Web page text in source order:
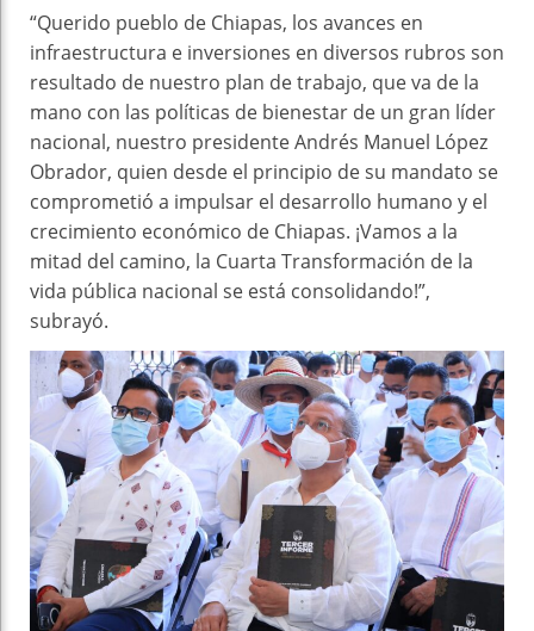
“Querido pueblo de Chiapas, los avances en
infraestructura e inversiones en diversos rubros son
resultado de nuestro plan de trabajo, que va de la
mano con las políticas de bienestar de un gran líder
nacional, nuestro presidente Andrés Manuel López
Obrador, quien desde el principio de su mandato se
comprometió a impulsar el desarrollo humano y el
crecimiento económico de Chiapas. ¡Vamos a la
mitad del camino, la Cuarta Transformación de la
vida pública nacional se está consolidando!”,
subrayó.